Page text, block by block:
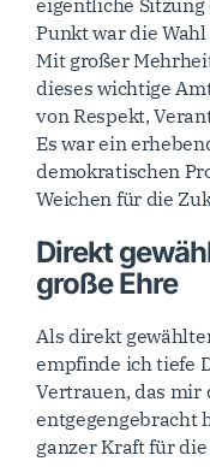
Punkt war die
Mit großer
dieses wichtige
von Respekt,
Es war ein
demokratischen
Weichen für die
Direkt
große Ehre
Als direkt
empfinde ich tiefe
Vertrauen, das mir
entgegengebracht
ganzer Kraft für